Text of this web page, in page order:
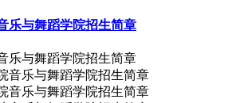
乐与舞蹈学院招生简章
乐与舞蹈学院招生简章